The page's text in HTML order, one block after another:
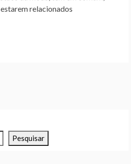
relacionados
Pesquisar